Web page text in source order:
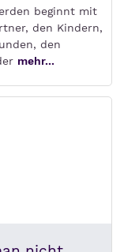
beginnt mit
den Kindern,
den
mehr...